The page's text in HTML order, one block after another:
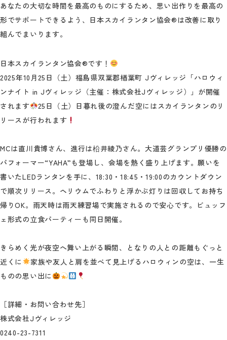
あなたの大切な時間を最高のものにするため、思い出作りを最高の
形でサポートできるよう、日本スカイランタン協会®は改善に取り
組んでまいります。
日本スカイランタン協会®です！
2025年10月25日（土）福島県双葉郡楢葉町 Jヴィレッジ「ハロウィ
ンナイト in Jヴィレッジ（主催：株式会社Jヴィレッジ）」が開催
されます
25日（土）日暮れ後の澄んだ空にはスカイランタンのリ
リースが行われます
MCは直川貴博さん、進行は柗井綾乃さん。大道芸グランプリ優勝の
パフォーマー“YAHA”も登場し、会場を熱く盛り上げます。願いを
書いたLEDランタンを手に、18:30・18:45・19:00のカウントダウン
で順次リリース。ヘリウムでふわりと浮かぶ灯りは回収してお持ち
帰りOK。雨天時は雨天練習場で実施されるので安心です。ビュッフ
ェ形式の立食パーティーも同日開催。
きらめく光が夜空へ舞い上がる瞬間、となりの人との距離もぐっと
近くに
家族や友人と肩を並べて見上げるハロウィンの空は、一生
ものの思い出に
［詳細・お問い合わせ先］
株式会社Jヴィレッジ
0240-23-7311